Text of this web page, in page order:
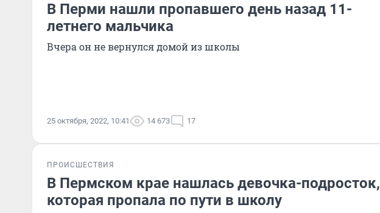
В Перми нашли пропавшего день назад 11-
летнего мальчика
Вчера он не вернулся домой из школы
25 октября, 2022, 10:41 14 673 17
ПРОИСШЕСТВИЯ
В Пермском крае нашлась девочка-подросток,
которая пропала по пути в школу